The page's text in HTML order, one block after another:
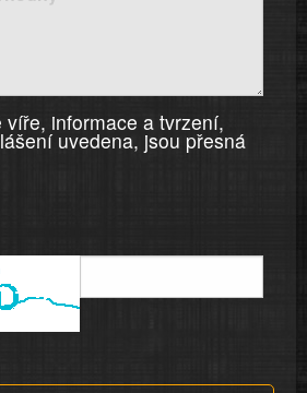
víře, informace a tvrzení,
uvedena, jsou přesná